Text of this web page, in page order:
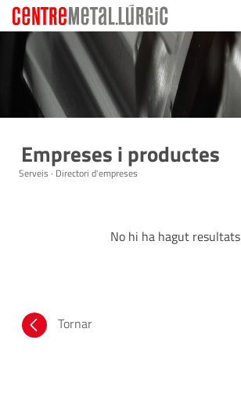
Empreses i productes
Serveis · Directori d'empreses
No hi ha hagut resultats
Tornar